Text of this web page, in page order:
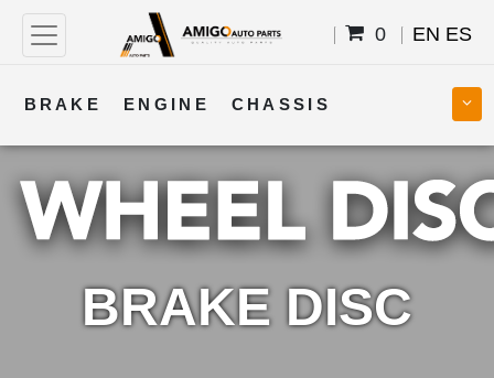
0 EN ES
BRAKE ENGINE CHASSIS
COOLING STEERING BODY
TRANSMISSION FUEL ELECTRICAL
BRAKE DISC